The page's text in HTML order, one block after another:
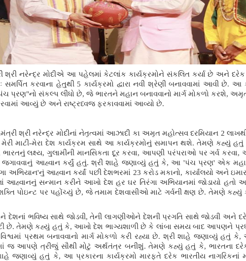
શ્રી નરેન્દ્ર મોદીએ આ પહેલમાં કેટલાંક કાર્યક્રમોને સંકલિત કર્યા છે અને
કરવાના હેતુથી 5 કાર્યક્રમો દ્વારા નવી શ્રેણી બનાવવામાં આવી છે. આ
પ્રણ"નો સંકલ્પ લીધો છે, જે ભારતને મહાન બનાવવાનો માર્ગ મોકળો કરશે,
આવ્યું છે અને રાષ્ટ્રધ્વજ ફરકાવવામાં આવ્યો છે.
શ્રી નરેન્દ્ર મોદીનાં નેતૃત્વમાં આઝાદી કા અમૃત મહોત્સવ દરમિયાન 2
માટી-મેરા દેશ કાર્યક્રમ સાથે આ કાર્યક્રમોનું સમાપન થશે. તેમણે કહ્યું હતું
લક્ષ્ય, ગુલામીની માનસિકતા દૂર કરવા, આપણી પરંપરાઓ પર ગર્વ
જગાવવાનું આહ્વાન કર્યું હતું. શ્રી શાહે જણાવ્યું હતું કે, આ 'પંચ પ્રણ' એક
અભિયાન'નું આહ્વાન કર્યાં પછી દેશભરમાં 23 કરોડ મકાનો, કાર્યાલયો અને
આહ્વાનનું સન્માન કરીને આખો દેશ હર ઘર તિરંગા અભિયાનમાં જોડાયો
પોઇન્ટ પર પહોંચ્યું છે, જે તમામ દેશવાસીઓ માટે ગર્વની ક્ષણ છે. તેમણે કહ્યું
દેશનાં ભવિષ્ય સાથે જોડવી, તેની લાગણીઓને દેશની પ્રગતિ સાથે જોડવી અને
છે. તેમણે કહ્યું હતું કે, આખો દેશ ભાગ્યશાળી છે કે લાંબા સમય બાદ આપણને
પ્રથમ બનાવવાનો માર્ગ મોકળો કરી રહ્યા છે. શ્રી શાહે જણાવ્યું હતું
આપણે ત્રીજું સૌથી મોટું અર્થતંત્ર બનીશું. તેમણે કહ્યું હતું કે, ભારતના
જણાવ્યું હતું કે, આ પ્રકારના કાર્યક્રમો મારફતે દરેક ભારતીય